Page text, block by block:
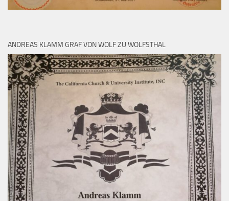
ANDREAS KLAMM GRAF VON WOLF ZU WOLFSTHAL